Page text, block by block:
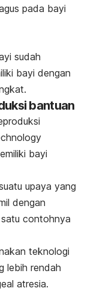
pada bayi
sudah
bayi dengan
bantuan
bayi
upaya yang
dengan
contohnya
teknologi
lebih rendah
atresia.